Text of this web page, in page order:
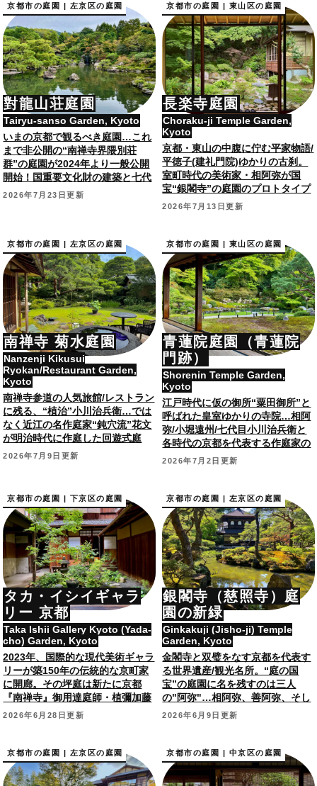
京都市の庭園 | 左京区の庭園
對龍山荘庭園
Tairyu-sanso Garden, Kyoto
いまの京都で観るべき庭園…これ
まで非公開の“南禅寺界隈別荘
群”の庭園が2024年より一般公開
開始！国重要文化財の建築と七代
目小川治兵衛作庭庭園。
2026年7月23日更新
京都市の庭園 | 東山区の庭園
長楽寺庭園
Choraku-ji Temple Garden,
Kyoto
京都・東山の中腹に佇む平家物語/
平徳子(建礼門院)ゆかりの古刹。
室町時代の美術家・相阿弥が国
宝“銀閣寺”の庭園のプロトタイプ
として作庭と伝わる庭園。
2026年7月13日更新
京都市の庭園 | 左京区の庭園
南禅寺 菊水庭園
Nanzenji Kikusui
Ryokan/Restaurant Garden,
Kyoto
南禅寺参道の人気旅館/レストラン
に残る、“植治”小川治兵衛…では
なく近江の名作庭家“鈍穴流”花文
が明治時代に作庭した回遊式庭
園。
2026年7月9日更新
京都市の庭園 | 東山区の庭園
青蓮院庭園（青蓮院
門跡）
Shorenin Temple Garden,
Kyoto
江戸時代に仮の御所“粟田御所”と
呼ばれた皇室ゆかりの寺院…相阿
弥/小堀遠州/七代目小川治兵衛と
各時代の京都を代表する作庭家の
庭園も。国指定史跡。
2026年7月2日更新
京都市の庭園 | 下京区の庭園
タカ・イシイギャラ
リー 京都
Taka Ishii Gallery Kyoto (Yada-
cho) Garden, Kyoto
2023年、国際的な現代美術ギャラ
リーが築150年の伝統的な京町家
に開廊。その坪庭は新たに京都
『南禅寺』御用達庭師・植彌加藤
造園が作庭(改修)。
2026年6月28日更新
京都市の庭園 | 左京区の庭園
銀閣寺（慈照寺）庭
園の新緑
Ginkakuji (Jisho-ji) Temple
Garden, Kyoto
金閣寺と双璧をなす京都を代表す
る世界遺産/観光名所。“庭の国
宝”の庭園に名を残すのは三人
の"阿弥"…相阿弥、善阿弥、そし
て昭和の庭師・田中泰阿弥。
2026年6月9日更新
京都市の庭園 | 左京区の庭園 京都市の庭園 | 中京区の庭園